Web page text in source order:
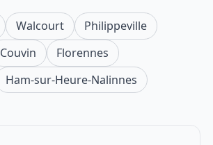
Walcourt
Philippeville
Couvin
Florennes
Ham-sur-Heure-Nalinnes